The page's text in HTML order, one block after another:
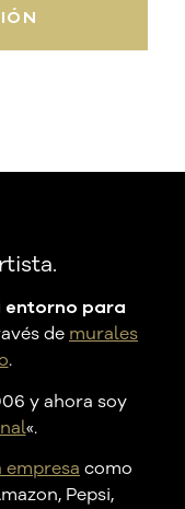
para
de murales
.
y ahora soy
«.
como
Pepsi,